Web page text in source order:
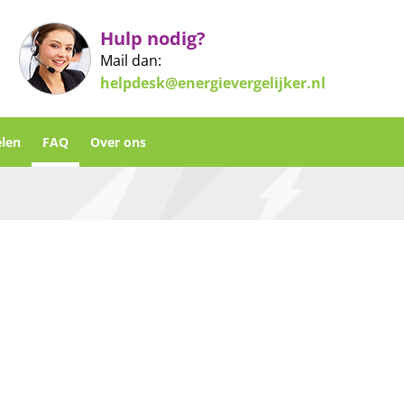
Hulp nodig?
Mail dan:
helpdesk@energievergelijker.nl
FAQ Over ons